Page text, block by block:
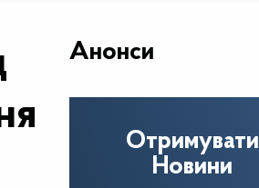
Анонси
Отримувати
Новини